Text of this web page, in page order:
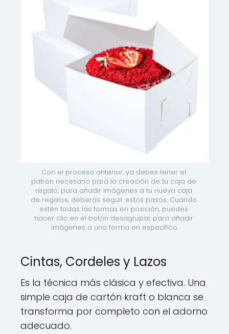
Con el proceso anterior, ya debes tener el
patrón necesario para la creación de tu caja de
regalo, para añadir imágenes a tu nueva caja
de regalos, deberás seguir estos pasos: Cuando
estén todas las formas en posición, puedes
hacer clic en el botón desagrupar para añadir
imágenes a una forma en específico.
Cintas, Cordeles y Lazos
Es la técnica más clásica y efectiva. Una
simple caja de cartón kraft o blanca se
transforma por completo con el adorno
adecuado.